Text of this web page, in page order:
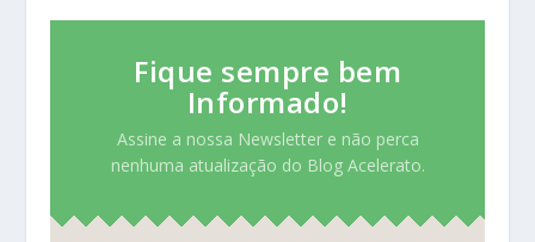
Fique sempre bem
Informado!
Assine a nossa Newsletter e não perca
nenhuma atualização do Blog Acelerato.